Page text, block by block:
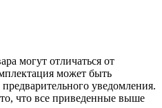
могут отличаться от
может быть
уведомления.
что все приведенные выше